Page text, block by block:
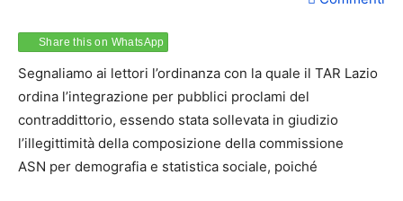
Share this on WhatsApp
Segnaliamo ai lettori l’ordinanza con la quale il TAR Lazio
ordina l’integrazione per pubblici proclami del
contraddittorio, essendo stata sollevata in giudizio
l’illegittimità della composizione della commissione
ASN per demografia e statistica sociale, poiché